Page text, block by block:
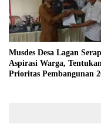
Musdes Desa Lagan Serap
Aspirasi Warga, Tentukan
Prioritas Pembangunan